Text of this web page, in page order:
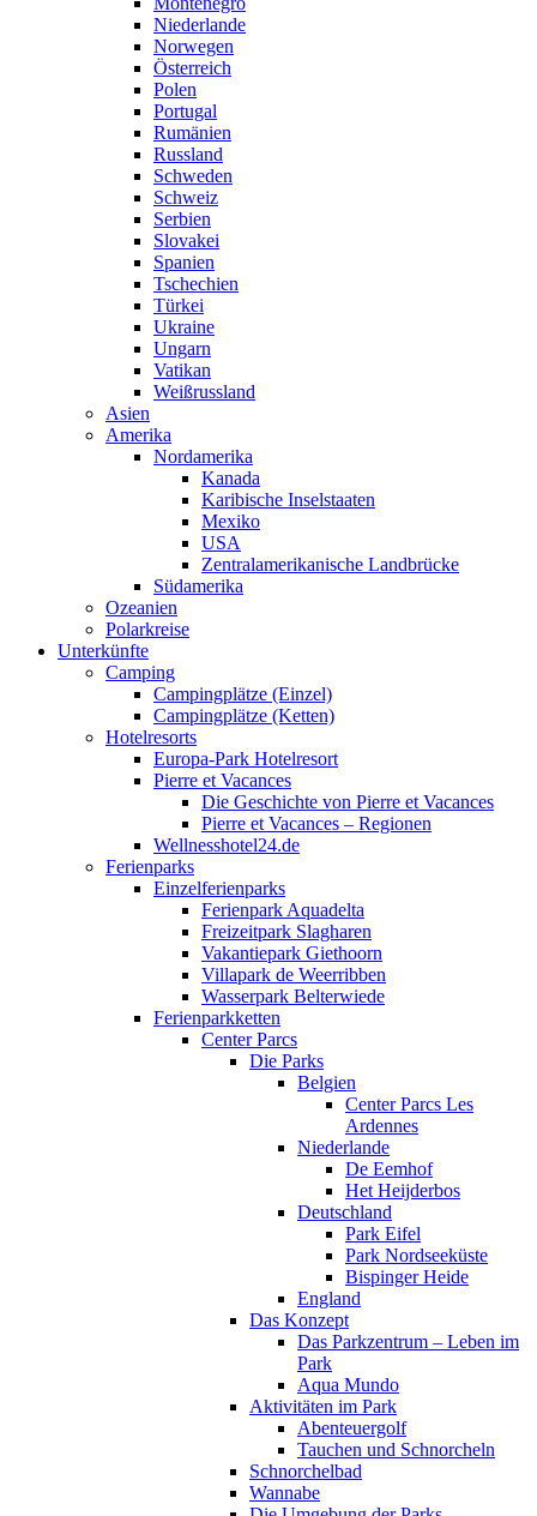
Niederlande
Norwegen
Österreich
Polen
Portugal
Rumänien
Russland
Schweden
Schweiz
Serbien
Slovakei
Spanien
Tschechien
Türkei
Ukraine
Ungarn
Vatikan
Weißrussland
Asien
Amerika
Nordamerika
Kanada
Karibische Inselstaaten
Mexiko
USA
Zentralamerikanische Landbrücke
Südamerika
Ozeanien
Polarkreise
Unterkünfte
Camping
Campingplätze (Einzel)
Campingplätze (Ketten)
Hotelresorts
Europa-Park Hotelresort
Pierre et Vacances
Die Geschichte von Pierre et Vacances
Pierre et Vacances – Regionen
Wellnesshotel24.de
Ferienparks
Einzelferienparks
Ferienpark Aquadelta
Freizeitpark Slagharen
Vakantiepark Giethoorn
Villapark de Weerribben
Wasserpark Belterwiede
Ferienparkketten
Center Parcs
Die Parks
Belgien
Center Parcs Les
Ardennes
Niederlande
De Eemhof
Het Heijderbos
Deutschland
Park Eifel
Park Nordseeküste
Bispinger Heide
England
Das Konzept
Das Parkzentrum – Leben im
Park
Aqua Mundo
Aktivitäten im Park
Abenteuergolf
Tauchen und Schnorcheln
Schnorchelbad
Wannabe